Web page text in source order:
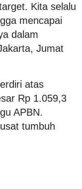
Kita selalu
mencapai
dalam
Jumat
atas
Rp 1.059,3
APBN.
tumbuh